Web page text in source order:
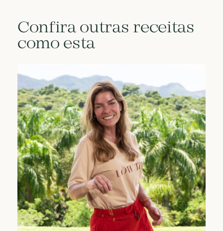
Confira outras receitas
como esta